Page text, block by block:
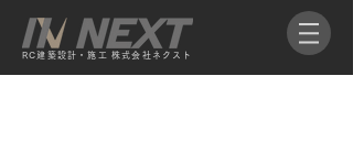
RC​建築設計・施工 株式会社ネクスト​